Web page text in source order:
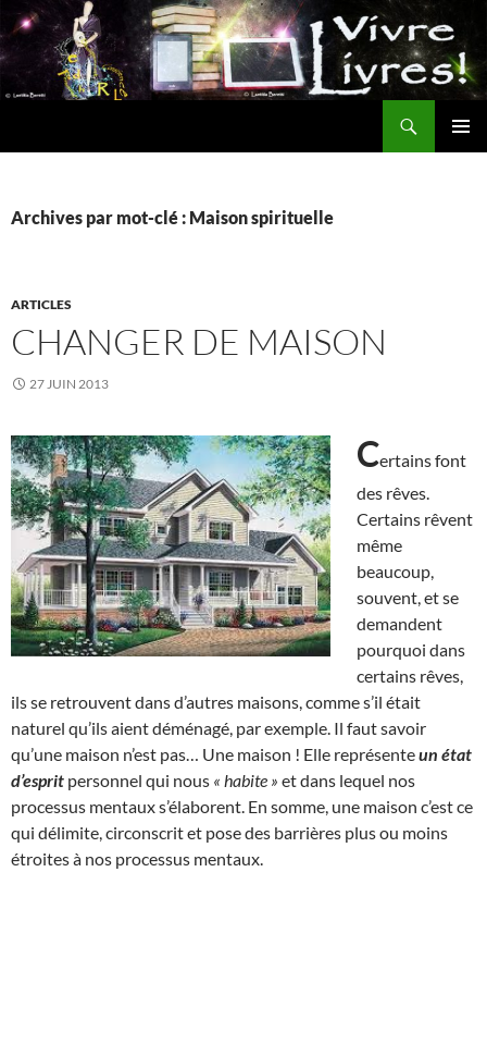
Aller
au
contenu
Archives par mot-clé : Maison spirituelle
ARTICLES
CHANGER DE MAISON
27 JUIN 2013
Certains font
des rêves.
Certains rêvent
même
beaucoup,
souvent, et se
demandent
pourquoi dans
certains rêves,
ils se retrouvent dans d’autres maisons, comme s’il était
naturel qu’ils aient déménagé, par exemple. Il faut savoir
qu’une maison n’est pas… Une maison ! Elle représenteun état
d’esprit personnel qui nous « habite » et dans lequel nos
processus mentaux s’élaborent. En somme, une maison c’est ce
qui délimite, circonscrit et pose des barrières plus ou moins
étroites à nos processus mentaux.